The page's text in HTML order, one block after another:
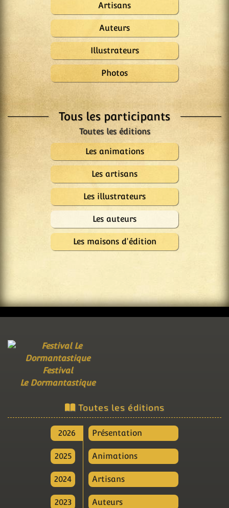
Artisans
Auteurs
Illustrateurs
Photos
Tous les participants
Les animations
Les artisans
Les illustrateurs
Les auteurs
Les maisons d'édition
Festival
Le Dormantastique
Toutes les éditions
2026
2025
2024
2023
Présentation
Animations
Artisans
Auteurs